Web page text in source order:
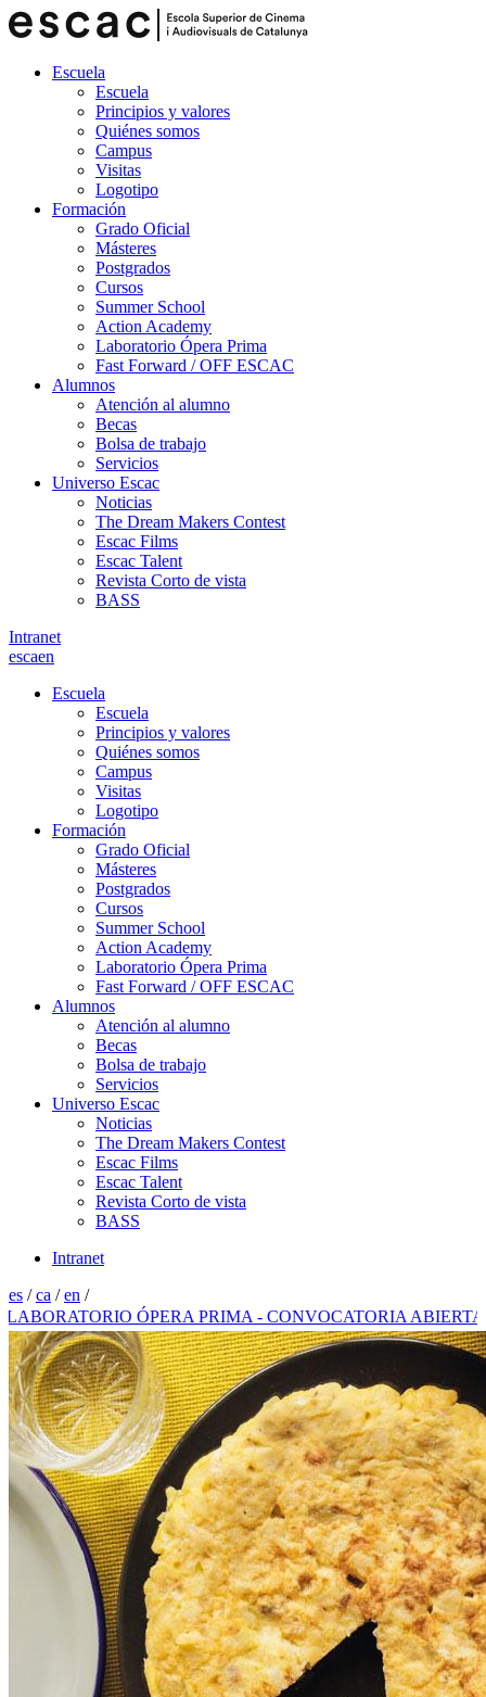
Escuela
Escuela
Principios y valores
Quiénes somos
Campus
Visitas
Logotipo
Formación
Grado Oficial
Másteres
Postgrados
Cursos
Summer School
Action Academy
Laboratorio Ópera Prima
Fast Forward / OFF ESCAC
Alumnos
Atención al alumno
Becas
Bolsa de trabajo
Servicios
Universo Escac
Noticias
The Dream Makers Contest
Escac Films
Escac Talent
Revista Corto de vista
BASS
Intranet
escaen
Escuela
Escuela
Principios y valores
Quiénes somos
Campus
Visitas
Logotipo
Formación
Grado Oficial
Másteres
Postgrados
Cursos
Summer School
Action Academy
Laboratorio Ópera Prima
Fast Forward / OFF ESCAC
Alumnos
Atención al alumno
Becas
Bolsa de trabajo
Servicios
Universo Escac
Noticias
The Dream Makers Contest
Escac Films
Escac Talent
Revista Corto de vista
BASS
Intranet
es /ca /en /
ÓPERA PRIMA - CONVOCATORIA ABIERTA 2026